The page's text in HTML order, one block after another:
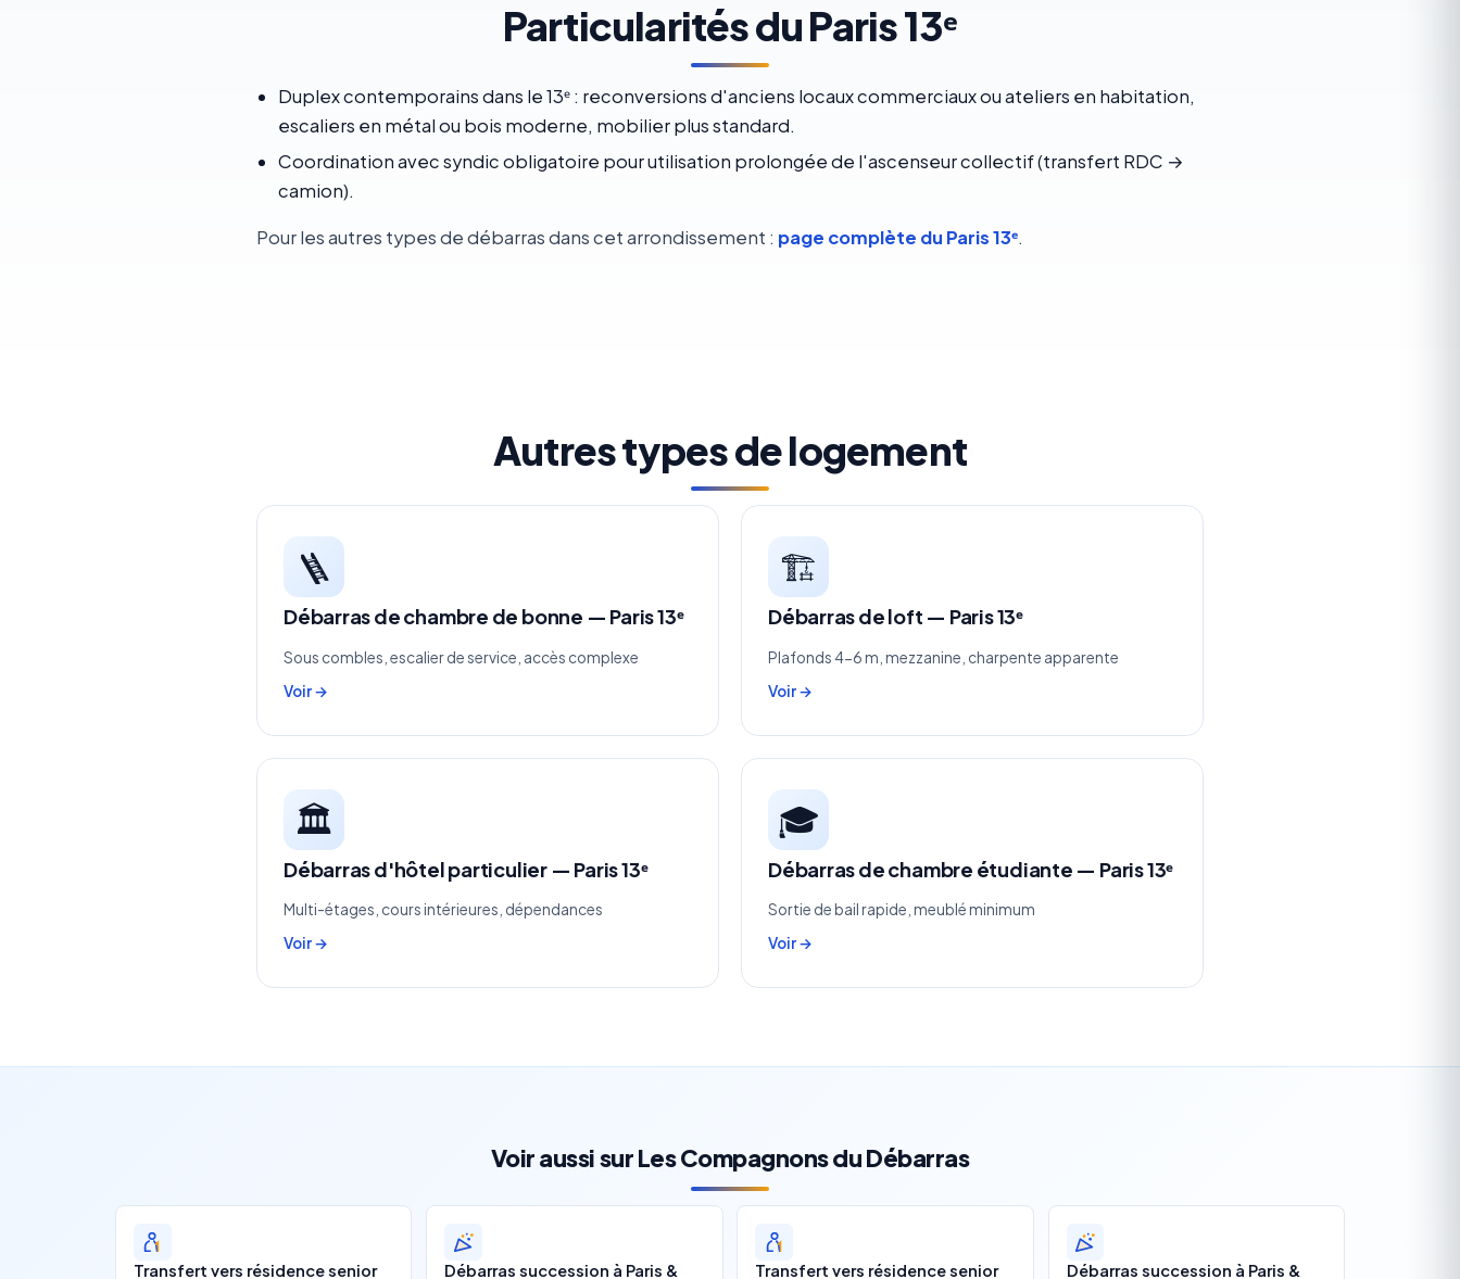
Particularités du Paris 13ᵉ
Duplex contemporains dans le 13ᵉ : reconversions d'anciens locaux commerciaux ou ateliers en habitation,
escaliers en métal ou bois moderne, mobilier plus standard.
Coordination avec syndic obligatoire pour utilisation prolongée de l'ascenseur collectif (transfert RDC →
camion).
Pour les autres types de débarras dans cet arrondissement : page complète du Paris 13ᵉ.
Autres types de logement
🪜
Débarras de chambre de bonne — Paris 13ᵉ
Sous combles, escalier de service, accès complexe
Voir →
🏗️
Débarras de loft — Paris 13ᵉ
Plafonds 4-6 m, mezzanine, charpente apparente
Voir →
🏛️
Débarras d'hôtel particulier — Paris 13ᵉ
Multi-étages, cours intérieures, dépendances
Voir →
🎓
Débarras de chambre étudiante — Paris 13ᵉ
Sortie de bail rapide, meublé minimum
Voir →
Voir aussi sur Les Compagnons du Débarras
Transfert vers résidence senior Débarras succession à Paris & Transfert vers résidence senior Débarras succession à Paris &